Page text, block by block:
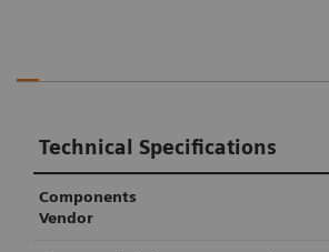
Technical Specifications
Components
Vendor